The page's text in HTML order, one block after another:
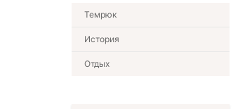
Темрюк
История
Отдых